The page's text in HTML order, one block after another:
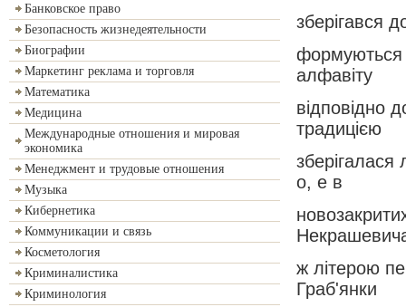
Банковское право
Безопасность жизнедеятельности
Биографии
Маркетинг реклама и торговля
Математика
Медицина
Международные отношения и мировая
экономика
Менеджмент и трудовые отношения
Музыка
Кибернетика
Коммуникации и связь
Косметология
Криминалистика
Криминология
зберігався
формуються
алфавіту
відповідно
традицією
зберігалася
о, е в
ж літерою
Граб'янки